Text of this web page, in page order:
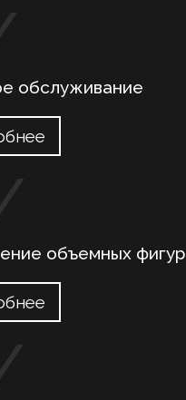
обслуживание
объемных фигур